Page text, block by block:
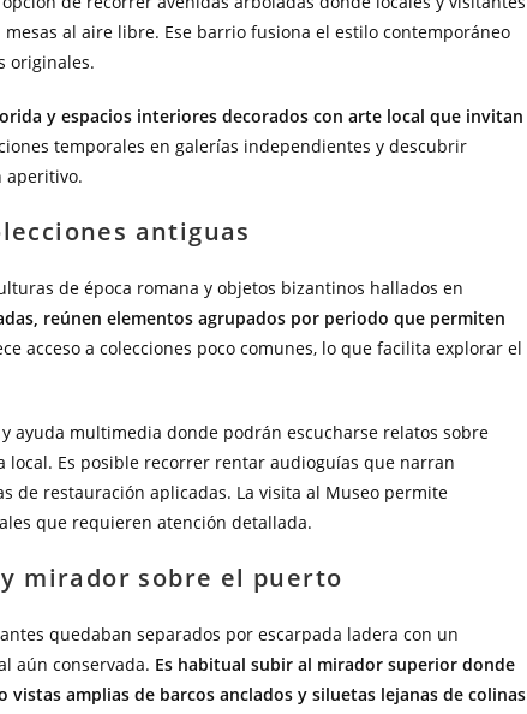
al aire libre. Ese barrio fusiona el estilo contemporáneo
originales.
y espacios interiores decorados con arte local que invitan
temporales en galerías independientes y descubrir
aperitivo.
antiguas
de época romana y objetos bizantinos hallados en
reúnen elementos agrupados por periodo que permiten
acceso a colecciones poco comunes, lo que facilita explorar el
ayuda multimedia donde podrán escucharse relatos sobre
Es posible recorrer rentar audioguías que narran
de restauración aplicadas. La visita al Museo permite
que requieren atención detallada.
mirador sobre el puerto
quedaban separados por escarpada ladera con un
aún conservada. Es habitual subir al mirador superior donde
amplias de barcos anclados y siluetas lejanas de colinas